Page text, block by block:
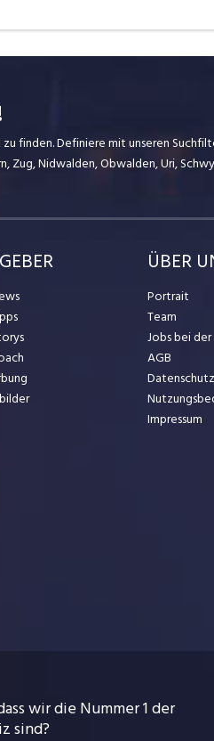
finden. Definiere mit unseren
Zug, Nidwalden, Obwalden, Uri,
ÜBER
Portrait
Team
Jobs bei
AGB
Impressum
wir die Nummer 1 der
sind?